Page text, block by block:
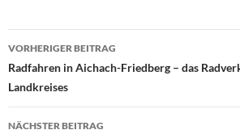
Beitragsnavigation
VORHERIGER BEITRAG
Radfahren in Aichach-Friedberg – das
Landkreises
NÄCHSTER BEITRAG